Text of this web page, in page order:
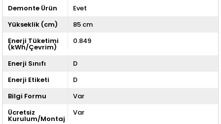
Demonte Ürün
Evet
Yükseklik (cm)
85 cm
Enerji Tüketimi
(kWh/Çevrim)
0.849
Enerji Sınıfı
D
Enerji Etiketi
D
Bilgi Formu
Var
Ücretsiz
Kurulum/Montaj
Var